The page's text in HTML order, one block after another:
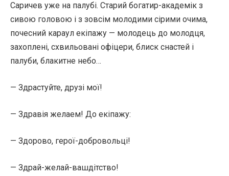
Саричев уже на палубі. Старий богатир-академік з
сивою головою і з зовсім молодими сірими очима,
почесний караул екіпажу — молодець до молодця,
захоплені, схвильовані офіцери, блиск снастей і
палуби, блакитне небо…
— Здрастуйте, друзі мої!
— Здравія желаем! До екіпажу:
— Здорово, герої-добровольці!
— Здрай-желай-вашдітство!